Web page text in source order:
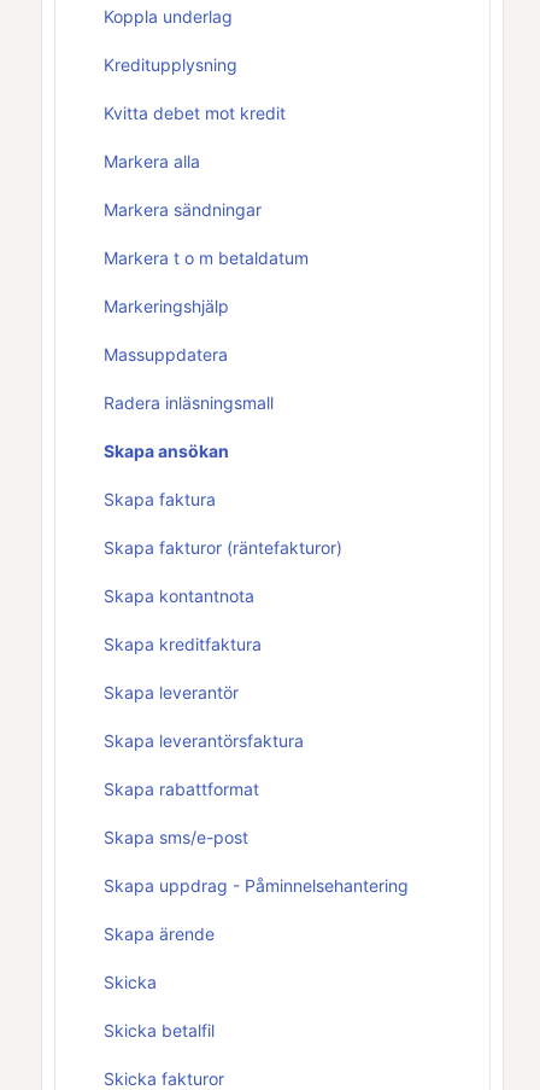
Koppla underlag
Kreditupplysning
Kvitta debet mot kredit
Markera alla
Markera sändningar
Markera t o m betaldatum
Markeringshjälp
Massuppdatera
Radera inläsningsmall
Skapa ansökan
Skapa faktura
Skapa fakturor (räntefakturor)
Skapa kontantnota
Skapa kreditfaktura
Skapa leverantör
Skapa leverantörsfaktura
Skapa rabattformat
Skapa sms/e-post
Skapa uppdrag - Påminnelsehantering
Skapa ärende
Skicka
Skicka betalfil
Skicka fakturor